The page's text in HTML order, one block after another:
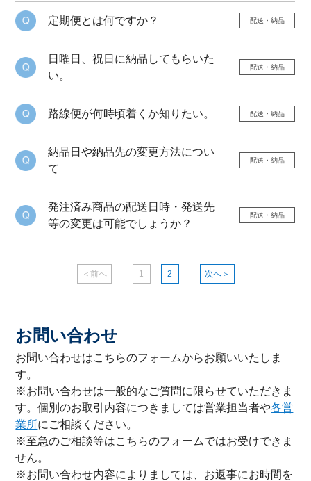
定期便とは何ですか？ 配送・納品
日曜日、祝日に納品してもらいた
い。
配送・納品
路線便が何時頃着くか知りたい。 配送・納品
納品日や納品先の変更方法につい
て
配送・納品
発注済み商品の配送日時・発送先
等の変更は可能でしょうか？
配送・納品
＜前へ 1 2 次へ＞
お問い合わせ
お問い合わせはこちらのフォームからお願いいたしま
す。
※お問い合わせは一般的なご質問に限らせていただきま
す。個別のお取引内容につきましては営業担当者や各営
業所にご相談ください。
※至急のご相談等はこちらのフォームではお受けできま
せん。
※お問い合わせ内容によりましては、お返事にお時間を